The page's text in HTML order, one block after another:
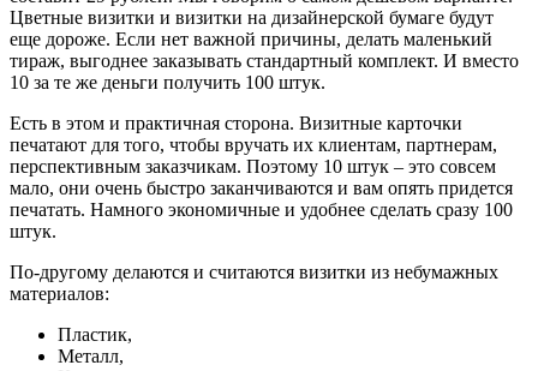
Цветные визитки и визитки на дизайнерской бумаге будут
еще дороже. Если нет важной причины, делать маленький
тираж, выгоднее заказывать стандартный комплект. И вместо
10 за те же деньги получить 100 штук.
Есть в этом и практичная сторона. Визитные карточки
печатают для того, чтобы вручать их клиентам, партнерам,
перспективным заказчикам. Поэтому 10 штук – это совсем
мало, они очень быстро заканчиваются и вам опять придется
печатать. Намного экономичные и удобнее сделать сразу 100
штук.
По-другому делаются и считаются визитки из небумажных
материалов:
Пластик,
Металл,